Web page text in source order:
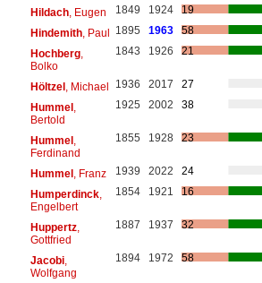
Hildach, Eugen 1849 1924
19
Hindemith, Paul 1895 1963
58
Hochberg,
Bolko
1843 1926 21
Höltzel, Michael 1936 2017
27
Hummel,
Bertold
1925 2002 38
Hummel,
Ferdinand
1855 1928 23
Hummel, Franz 1939 2022
24
Humperdinck,
Engelbert
1854 1921 16
Huppertz,
Gottfried
1887 1937 32
Jacobi,
Wolfgang
1894 1972 58